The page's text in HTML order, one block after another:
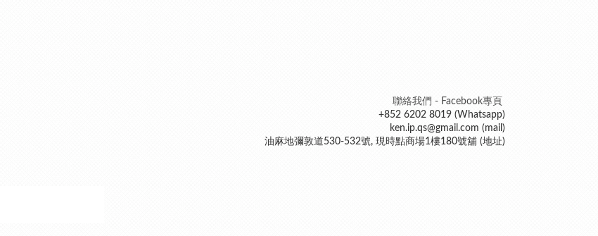
聯絡我們 - Facebook專頁
+852 6202 8019 (Whatsapp)
ken.ip.qs@gmail.com (mail)
油麻地彌敦道530-532號, 現時點商場1樓180號舖 (地址)